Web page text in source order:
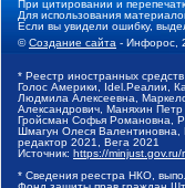
При цитировании и
Для использования
Если вы увидели ошибку,
©Создание сайта - Инфорос,
* Реестр иностранных
Голос Америки, Idel.Реалии,
Людмила Алексеевна,
Александрович, Маняхин
Гройсман Софья Романовна,
Шмагун Олеся Валентиновна,
редактор 2021, Вега 2021
Источник: https://
* Сведения реестра НКО,